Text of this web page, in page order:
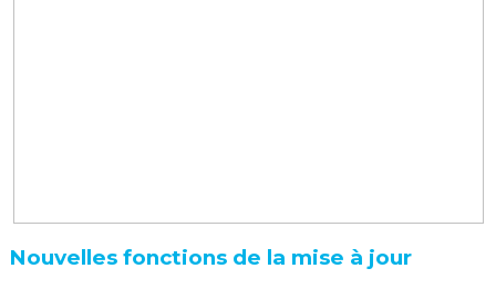
Nouvelles fonctions de la mise à jour